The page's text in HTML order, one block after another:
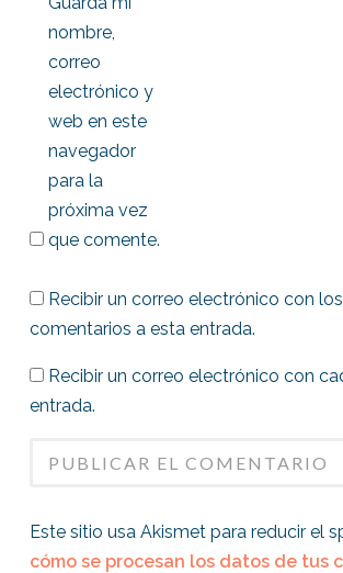
nombre,
correo
electrónico y
web en este
navegador
para la
próxima vez
que comente.
Recibir un correo electrónico con
comentarios a esta entrada.
Recibir un correo electrónico con
entrada.
Este sitio usa Akismet para reducir el
cómo se procesan los datos de tus